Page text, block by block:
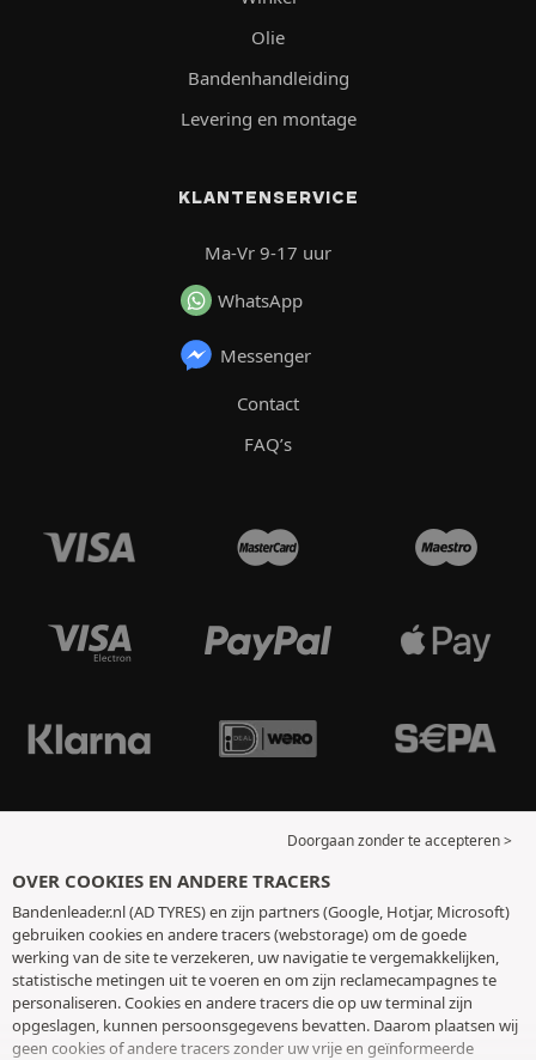
Olie
Bandenhandleiding
Levering en montage
KLANTENSERVICE
Ma-Vr 9-17 uur
WhatsApp
Messenger
Contact
FAQ’s
Doorgaan zonder te accepteren >
OVER COOKIES EN ANDERE TRACERS
Bandenleader.nl (AD TYRES) en zijn partners (Google, Hotjar, Microsoft)
gebruiken cookies en andere tracers (webstorage) om de goede
werking van de site te verzekeren, uw navigatie te vergemakkelijken,
statistische metingen uit te voeren en om zijn reclamecampagnes te
personaliseren. Cookies en andere tracers die op uw terminal zijn
opgeslagen, kunnen persoonsgegevens bevatten. Daarom plaatsen wij
geen cookies of andere tracers zonder uw vrije en geïnformeerde